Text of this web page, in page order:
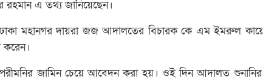
এ তথ্য জানিয়েছেন।
মহানগর দায়রা জজ আদালতের বিচারক কে এম ইমরুল
করেন।
জামিন চেয়ে আবেদন করা হয়। ওই দিন আদালত